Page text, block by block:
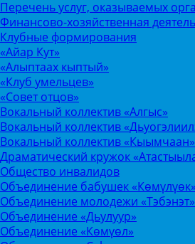
Перечень услуг, оказываемых
Финансово-хозяйственная
Клубные формирования
«Айар Кут»
«Алыптаах кыптый»
«Клуб умельцев»
«Совет отцов»
Вокальный коллектив «Алгыс»
Вокальный коллектив
Вокальный коллектив «Кыымчаан»
Драматический кружок
Общество инвалидов
Объединение бабушек «Көмүлүөк»
Объединение молодежи «Тэбэнэт»
Объединение «Дьулуур»
Объединение «Көмүөл»